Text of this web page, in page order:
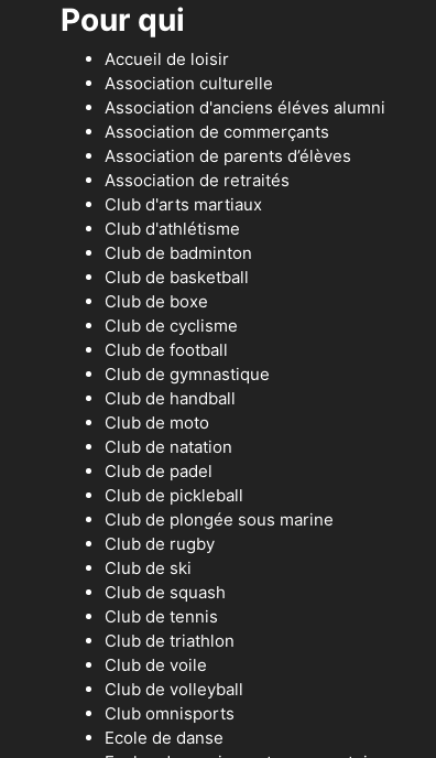
Pour qui
Accueil de loisir
Association culturelle
Association d'anciens éléves alumni
Association de commerçants
Association de parents d’élèves
Association de retraités
Club d'arts martiaux
Club d'athlétisme
Club de badminton
Club de basketball
Club de boxe
Club de cyclisme
Club de football
Club de gymnastique
Club de handball
Club de moto
Club de natation
Club de padel
Club de pickleball
Club de plongée sous marine
Club de rugby
Club de ski
Club de squash
Club de tennis
Club de triathlon
Club de voile
Club de volleyball
Club omnisports
Ecole de danse